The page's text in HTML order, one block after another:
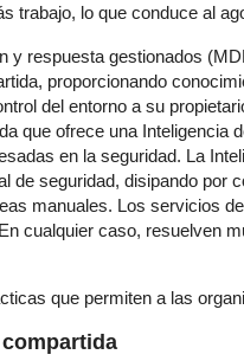
trabajo, lo que conduce al
y respuesta gestionados
proporcionando
del entorno a su
que ofrece una Inteligencia
en la seguridad. La
de seguridad, disipando por
manuales. Los servicios
cualquier caso, resuelven
que permiten a las